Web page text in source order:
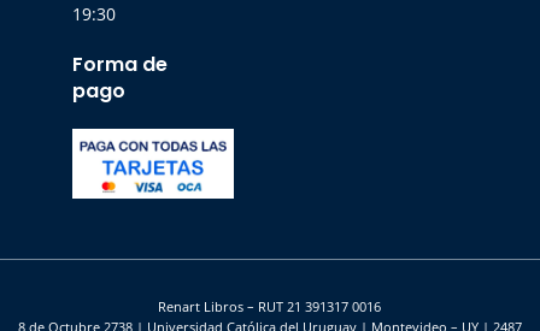
19:30
Forma de
pago
Renart Libros – RUT 21 391317 0016
8 de Octubre 2738 | Universidad Católica del Uruguay | Montevideo – UY | 2487